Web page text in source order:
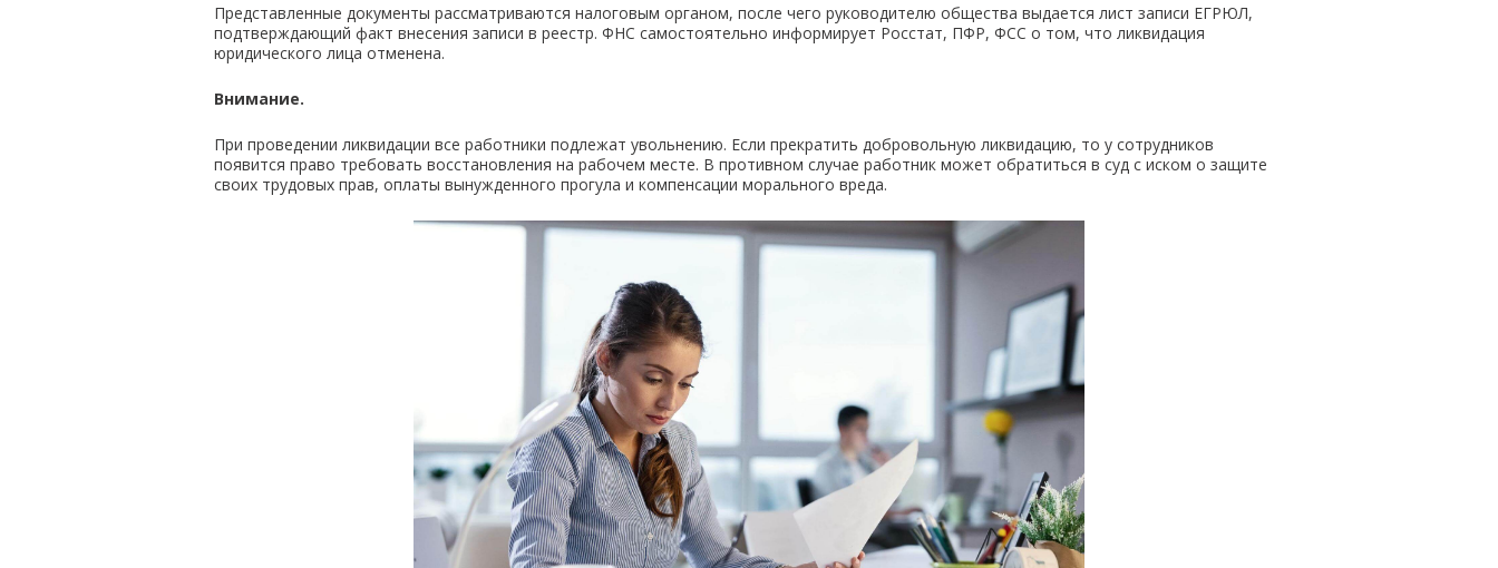
Представленные документы рассматриваются налоговым органом, после чего руководителю общества выдается лист записи ЕГРЮЛ,
подтверждающий факт внесения записи в реестр. ФНС самостоятельно информирует Росстат, ПФР, ФСС о том, что ликвидация
юридического лица отменена.
Внимание.
При проведении ликвидации все работники подлежат увольнению. Если прекратить добровольную ликвидацию, то у сотрудников
появится право требовать восстановления на рабочем месте. В противном случае работник может обратиться в суд с иском о защите
своих трудовых прав, оплаты вынужденного прогула и компенсации морального вреда.